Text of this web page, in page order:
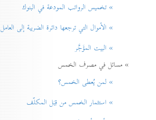
» تخميس الرواتب المودعة في البنوك
» الأموال التي ترجعها دائرة الضريبة إلی العامل
» البيت المؤَجَّر
» مسائل في مصرف الخمس
» لمن يُعطی الخمس؟
» استثمار الخمس من قِبَل المكلّف